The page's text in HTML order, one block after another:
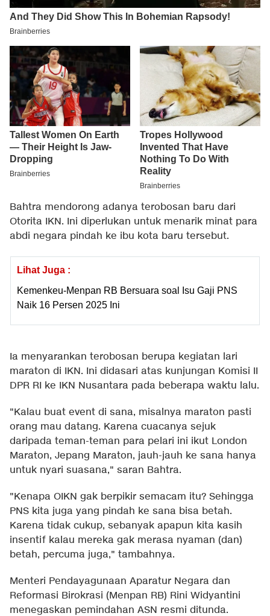
Bahtra mendorong adanya terobosan baru dari
Otorita IKN. Ini diperlukan untuk menarik minat para
abdi negara pindah ke ibu kota baru tersebut.
Lihat Juga :
Kemenkeu-Menpan RB Bersuara soal Isu Gaji PNS
Naik 16 Persen 2025 Ini
Ia menyarankan terobosan berupa kegiatan lari
maraton di IKN. Ini didasari atas kunjungan Komisi II
DPR RI ke IKN Nusantara pada beberapa waktu lalu.
"Kalau buat event di sana, misalnya maraton pasti
orang mau datang. Karena cuacanya sejuk
daripada teman-teman para pelari ini ikut London
Maraton, Jepang Maraton, jauh-jauh ke sana hanya
untuk nyari suasana," saran Bahtra.
"Kenapa OIKN gak berpikir semacam itu? Sehingga
PNS kita juga yang pindah ke sana bisa betah.
Karena tidak cukup, sebanyak apapun kita kasih
insentif kalau mereka gak merasa nyaman (dan)
betah, percuma juga," tambahnya.
Menteri Pendayagunaan Aparatur Negara dan
Reformasi Birokrasi (Menpan RB) Rini Widyantini
menegaskan pemindahan ASN resmi ditunda.